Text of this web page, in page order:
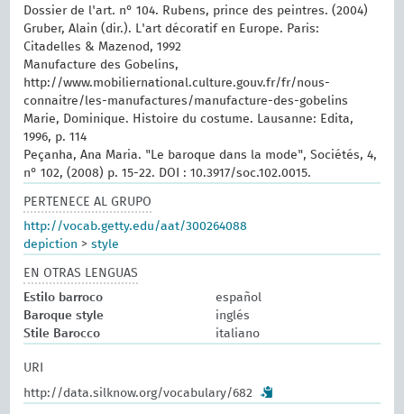
Dossier de l'art. n° 104. Rubens, prince des peintres. (2004)
Gruber, Alain (dir.). L'art décoratif en Europe. Paris:
Citadelles & Mazenod, 1992
Manufacture des Gobelins,
http://www.mobiliernational.culture.gouv.fr/fr/nous-
connaitre/les-manufactures/manufacture-des-gobelins
Marie, Dominique. Histoire du costume. Lausanne: Edita,
1996, p. 114
Peçanha, Ana Maria. "Le baroque dans la mode", Sociétés, 4,
n° 102, (2008) p. 15-22. DOI : 10.3917/soc.102.0015.
PERTENECE AL GRUPO
http://vocab.getty.edu/aat/300264088
depiction >style
EN OTRAS LENGUAS
Estilo barroco
español
Baroque style
inglés
Stile Barocco
italiano
URI
http://data.silknow.org/vocabulary/682